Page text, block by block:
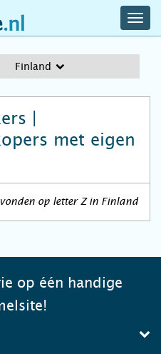
Finland
|
met eigen
op letter Z in Finland
op één handige